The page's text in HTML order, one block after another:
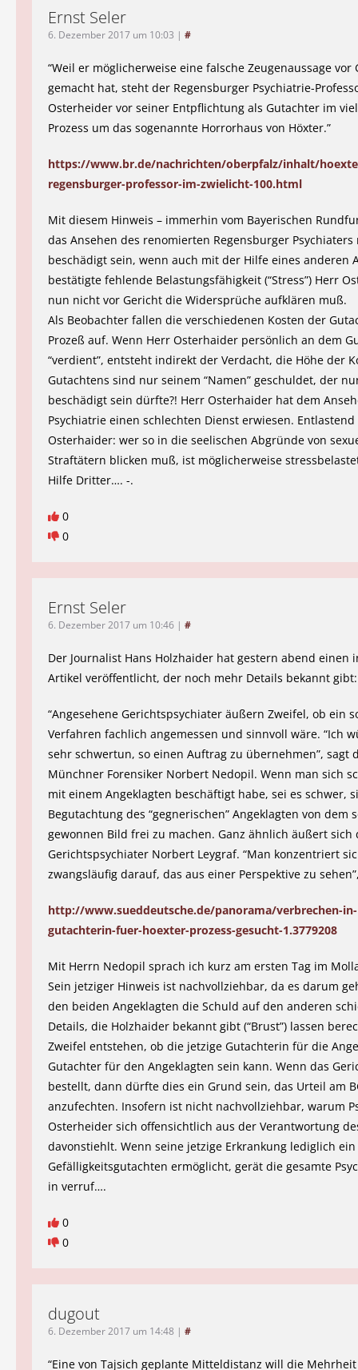
Ernst Seler
6. Dezember 2017 um 10:03 | #
“Weil er möglicherweise eine falsche Zeugenaussage vor
gemacht hat, steht der Regensburger Psychiatrie-
Osterheider vor seiner Entpflichtung als Gutachter im
Prozess um das sogenannte Horrorhaus von Höxter.”
https://www.br.de/nachrichten/oberpfalz/inhalt/
regensburger-professor-im-zwielicht-100.html
Mit diesem Hinweis – immerhin vom Bayerischen
das Ansehen des renomierten Regensburger Psychiaters
beschädigt sein, wenn auch mit der Hilfe eines anderen
bestätigte fehlende Belastungsfähigkeit (“Stress”) Herr
nun nicht vor Gericht die Widersprüche aufklären muß.
Als Beobachter fallen die verschiedenen Kosten der
Prozeß auf. Wenn Herr Osterhaider persönlich an dem
“verdient”, entsteht indirekt der Verdacht, die Höhe der
Gutachtens sind nur seinem “Namen” geschuldet, der
beschädigt sein dürfte?! Herr Osterhaider hat dem
Psychiatrie einen schlechten Dienst erwiesen.
Osterhaider: wer so in die seelischen Abgründe von
Straftätern blicken muß, ist möglicherweise
Hilfe Dritter…. -.
0
0
Ernst Seler
6. Dezember 2017 um 10:46 | #
Der Journalist Hans Holzhaider hat gestern abend einen
Artikel veröffentlicht, der noch mehr Details bekannt gibt:
“Angesehene Gerichtspsychiater äußern Zweifel, ob ein
Verfahren fachlich angemessen und sinnvoll wäre. “Ich
sehr schwertun, so einen Auftrag zu übernehmen”, sagt
Münchner Forensiker Norbert Nedopil. Wenn man sich
mit einem Angeklagten beschäftigt habe, sei es schwer,
Begutachtung des “gegnerischen” Angeklagten von dem
gewonnen Bild frei zu machen. Ganz ähnlich äußert sich
Gerichtspsychiater Norbert Leygraf. “Man konzentriert
zwangsläufig darauf, das aus einer Perspektive zu
http://www.sueddeutsche.de/panorama/verbrechen-
gutachterin-fuer-hoexter-prozess-gesucht-1.3779208
Mit Herrn Nedopil sprach ich kurz am ersten Tag im
Sein jetziger Hinweis ist nachvollziehbar, da es darum
den beiden Angeklagten die Schuld auf den anderen
Details, die Holzhaider bekannt gibt (“Brust”) lassen
Zweifel entstehen, ob die jetzige Gutachterin für die
Gutachter für den Angeklagten sein kann. Wenn das
bestellt, dann dürfte dies ein Grund sein, das Urteil am
anzufechten. Insofern ist nicht nachvollziehbar, warum
Osterheider sich offensichtlich aus der Verantwortung
davonstiehlt. Wenn seine jetzige Erkrankung lediglich ein
Gefälligkeitsgutachten ermöglicht, gerät die gesamte
in verruf….
0
0
dugout
6. Dezember 2017 um 14:48 | #
“Eine von Tajsich geplante Mitteldistanz will die